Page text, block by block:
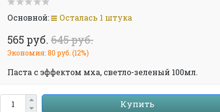
Основной: Осталась 1 штука
565 руб. 645 руб.
Экономия: 80 руб. (12%)
Паста с эффектом мха, светло-зеленый 100мл.
Купить